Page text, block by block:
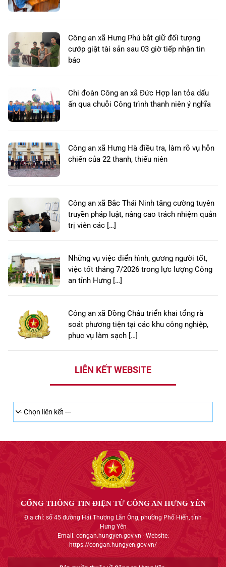
Công an xã Hưng Phú bắt giữ đối tượng
cướp giật tài sản sau 03 giờ tiếp nhận tin
báo
Chi đoàn Công an xã Đức Hợp lan tỏa dấu
ấn qua chuỗi Công trình thanh niên ý nghĩa
Công an xã Hưng Hà điều tra, làm rõ vụ hỗn
chiến của 22 thanh, thiếu niên
Công an xã Bắc Thái Ninh tăng cường tuyên
truyền pháp luật, nâng cao trách nhiệm quản
trị viên các […]
Những vụ việc điển hình, gương người tốt,
việc tốt tháng 7/2026 trong lực lượng Công
an tỉnh Hưng […]
Công an xã Đồng Châu triển khai tổng rà
soát phương tiện tại các khu công nghiệp,
phục vụ làm sạch […]
LIÊN KẾT WEBSITE
CỔNG THÔNG TIN ĐIỆN TỬ CÔNG AN HƯNG YÊN
Địa chỉ: số 45 đường Hải Thượng Lãn Ông, phường Phố Hiến, tỉnh
Hưng Yên
Email: congan.hungyen.gov.vn - Website:
https://congan.hungyen.gov.vn/